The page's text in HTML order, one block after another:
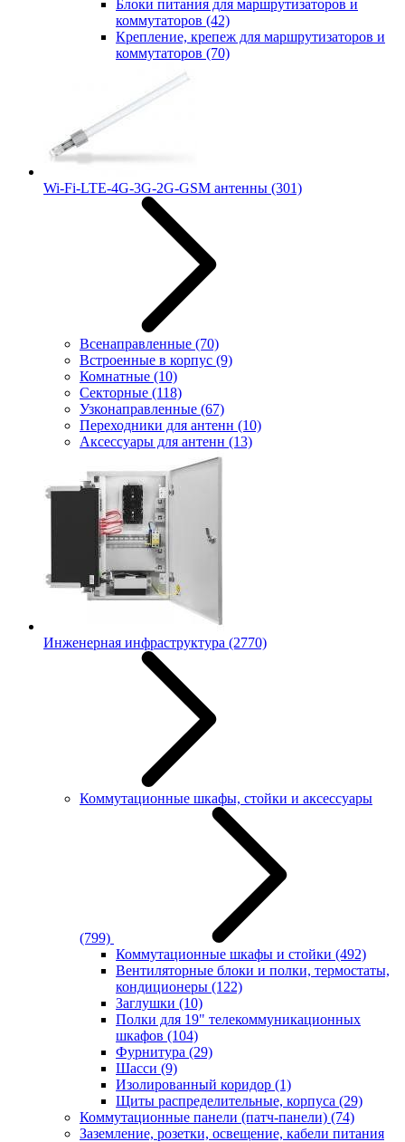
Блоки питания для маршрутизаторов и
коммутаторов (42)
Крепление, крепеж для маршрутизаторов и
коммутаторов (70)
Wi-Fi-LTE-4G-3G-2G-GSM антенны (301)
Всенаправленные (70)
Встроенные в корпус (9)
Комнатные (10)
Секторные (118)
Узконаправленные (67)
Переходники для антенн (10)
Аксессуары для антенн (13)
Инженерная инфраструктура (2770)
Коммутационные шкафы, стойки и аксессуары
(799)
Коммутационные шкафы и стойки (492)
Вентиляторные блоки и полки, термостаты,
кондиционеры (122)
Заглушки (10)
Полки для 19" телекоммуникационных
шкафов (104)
Фурнитура (29)
Шасси (9)
Изолированный коридор (1)
Щиты распределительные, корпуса (29)
Коммутационные панели (патч-панели) (74)
Заземление, розетки, освещение, кабели питания